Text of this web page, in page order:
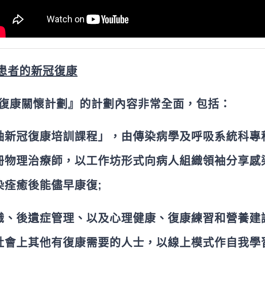
者的新冠復康
康關懷計劃』的計劃內容非常全面，包括：
冠復康培訓課程」，由傳染病學及呼吸系統科
理治療師，以工作坊形式向病人組織領袖分享
痊癒後能儘早康復;
後遺症管理、以及心理健康、復康練習和營養
上其他有復康需要的人士，以線上模式作自我